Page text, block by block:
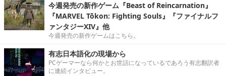
今週発売の新作ゲーム『Beast of Reincarnation』
『MARVEL Tōkon: Fighting Souls』『ファイナルフ
ァンタジーXIV』他
今週発売の新作ゲームはこちら。
有志日本語化の現場から
PCゲーマーなら何かとお世話になっているであろう有志翻訳者
に連続インタビュー。